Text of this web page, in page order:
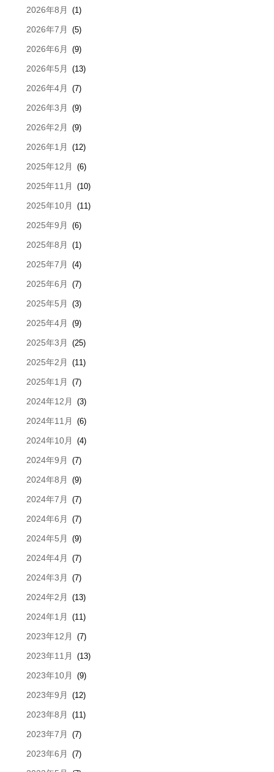
2026年8月 (1)
2026年7月 (5)
2026年6月 (9)
2026年5月 (13)
2026年4月 (7)
2026年3月 (9)
2026年2月 (9)
2026年1月 (12)
2025年12月 (6)
2025年11月 (10)
2025年10月 (11)
2025年9月 (6)
2025年8月 (1)
2025年7月 (4)
2025年6月 (7)
2025年5月 (3)
2025年4月 (9)
2025年3月 (25)
2025年2月 (11)
2025年1月 (7)
2024年12月 (3)
2024年11月 (6)
2024年10月 (4)
2024年9月 (7)
2024年8月 (9)
2024年7月 (7)
2024年6月 (7)
2024年5月 (9)
2024年4月 (7)
2024年3月 (7)
2024年2月 (13)
2024年1月 (11)
2023年12月 (7)
2023年11月 (13)
2023年10月 (9)
2023年9月 (12)
2023年8月 (11)
2023年7月 (7)
2023年6月 (7)